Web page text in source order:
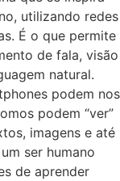
utilizando redes
É o que permite
de fala, visão
natural.
podem nos
podem “ver”
imagens e até
ser humano
de aprender